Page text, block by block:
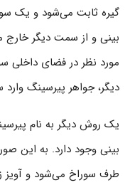
گیره ثابت می‌شود و یک
بینی و از سمت دیگر
مورد نظر در فضای داخلی
دیگر، جواهر پیرسینگ
یک روش دیگر به نام
بینی وجود دارد. به این
طرف سوراخ می‌شود و آویز